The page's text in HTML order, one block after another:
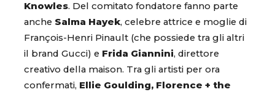
Knowles. Del comitato fondatore fanno parte
anche Salma Hayek, celebre attrice e moglie di
François-Henri Pinault (che possiede tra gli altri
il brand Gucci) e Frida Giannini, direttore
creativo della maison. Tra gli artisti per ora
confermati, Ellie Goulding, Florence + the